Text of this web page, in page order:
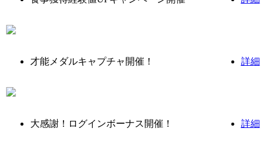
才能メダルキャプチャ開催！ 詳細
大感謝！ログインボーナス開催！ 詳細